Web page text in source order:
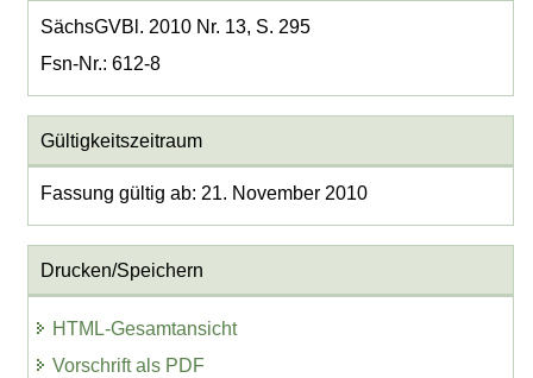
SächsGVBl. 2010 Nr. 13, S. 295
Fsn-Nr.: 612-8
Gültigkeitszeitraum
Fassung gültig ab: 21. November 2010
Drucken/Speichern
HTML-Gesamtansicht
Vorschrift als PDF